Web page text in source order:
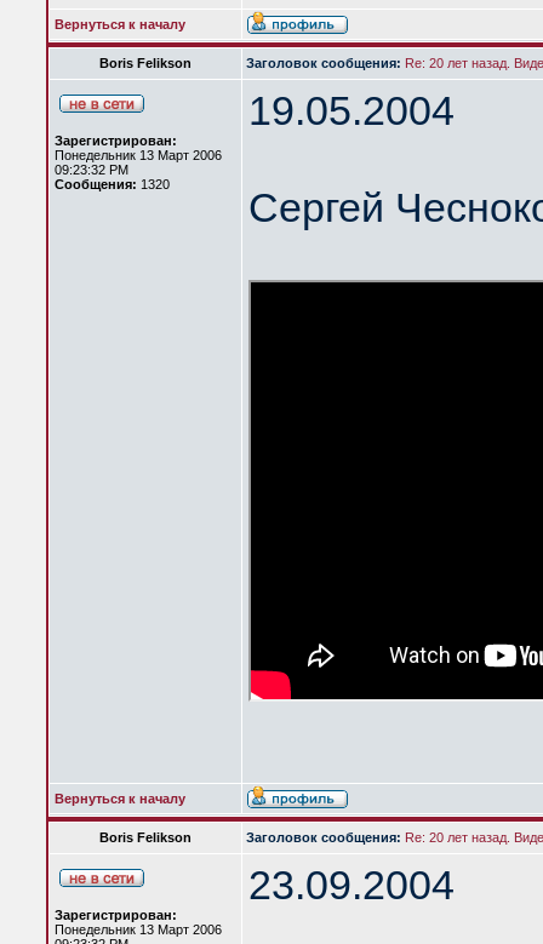
Вернуться к началу
Boris Felikson Заголовок сообщения: Re: 20 лет назад.
Зарегистрирован:
Понедельник 13 Март 2006
09:23:32 PM
Сообщения: 1320
19.05.2004
Сергей
Вернуться к началу
Boris Felikson Заголовок сообщения: Re: 20 лет назад.
Зарегистрирован:
Понедельник 13 Март 2006
23.09.2004